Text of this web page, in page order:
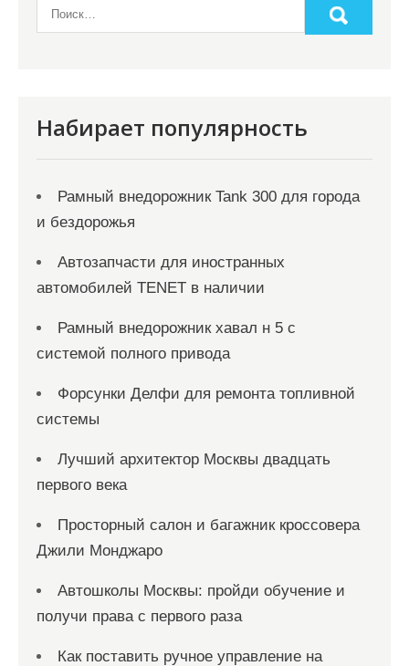
Набирает популярность
Рамный внедорожник Tank 300 для города
и бездорожья
Автозапчасти для иностранных
автомобилей TENET в наличии
Рамный внедорожник хавал н 5 с
системой полного привода
Форсунки Делфи для ремонта топливной
системы
Лучший архитектор Москвы двадцать
первого века
Просторный салон и багажник кроссовера
Джили Монджаро
Автошколы Москвы: пройди обучение и
получи права с первого раза
Как поставить ручное управление на